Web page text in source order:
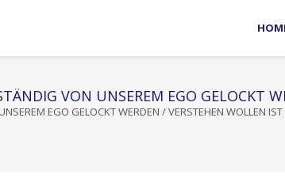
VON UNSEREM EGO GELOCKT
EGO GELOCKT WERDEN /VERSTEHEN WOLLEN